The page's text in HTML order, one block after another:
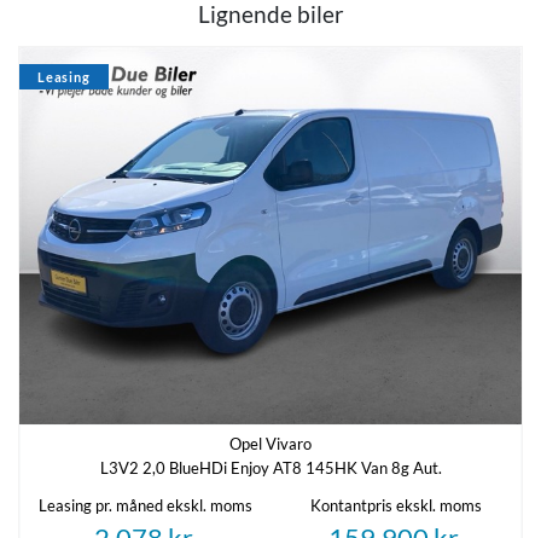
4
Partikelfilter (DPF)
Sikkerhed og komfort
Antal Airbags
Ja
Indretning og type
Lignende biler
Leasing
Opel Vivaro
L3V2 2,0 BlueHDi Enjoy AT8 145HK Van 8g Aut.
Leasing pr. måned ekskl. moms
Kontantpris ekskl. moms
E-mail